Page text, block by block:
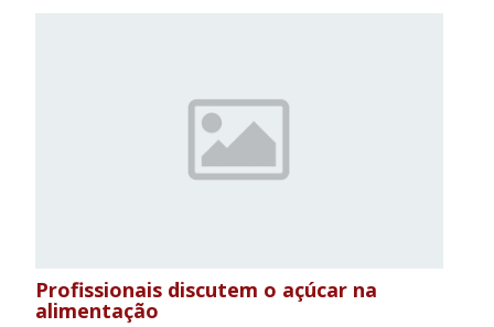
Profissionais discutem o açúcar na
alimentação